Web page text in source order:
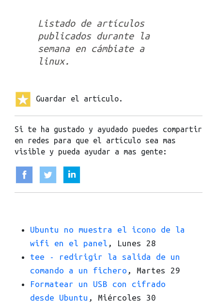
Listado de artículos
publicados durante la
semana en cámbiate a
linux.
Guardar el artículo.
Si te ha gustado y ayudado puedes compartir
en redes para que el artículo sea mas
visible y pueda ayudar a mas gente:
Ubuntu no muestra el icono de la
wifi en el panel , Lunes 28
tee - redirigir la salida de un
comando a un fichero , Martes 29
Formatear un USB con cifrado
desde Ubuntu , Miércoles 30